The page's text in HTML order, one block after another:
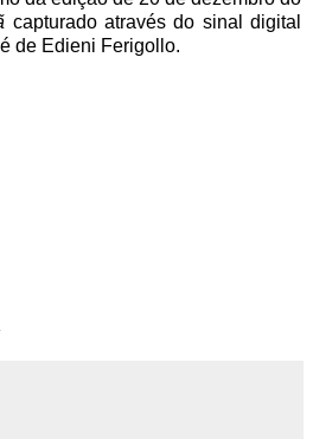
capturado através do sinal digital
de Edieni Ferigollo.